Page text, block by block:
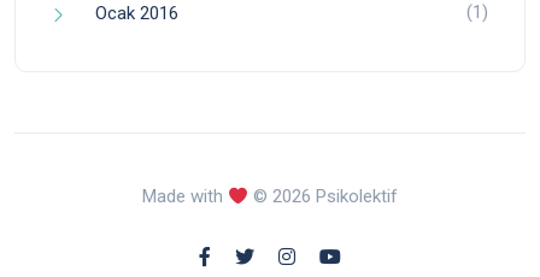
Ocak 2016 (1)
Made with © 2026 Psikolektif